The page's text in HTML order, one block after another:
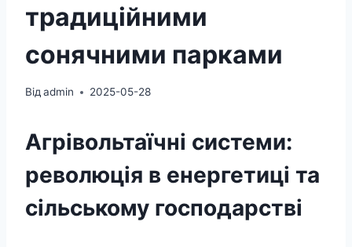
традиційними
сонячними парками
Від admin 2025-05-28
Агрівольтаїчні системи:
революція в енергетиці та
сільському господарстві